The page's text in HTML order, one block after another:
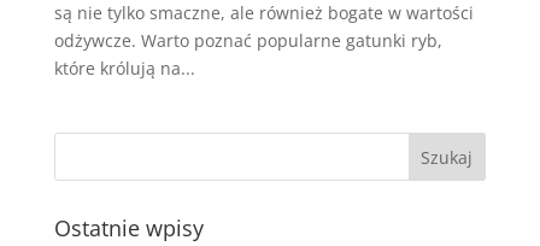
są nie tylko smaczne, ale również bogate w wartości
odżywcze. Warto poznać popularne gatunki ryb,
które królują na...
Ostatnie wpisy